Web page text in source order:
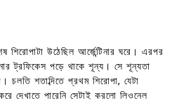
উঠেছিল আর্জেন্টিনার ঘরে। এরপর
ট্রফিকেস পড়ে থাকে শূন্য। সে শূন্যতা
চলতি শতাব্দিতে প্রথম শিরোপা, যেটা
দেখাতে পারেনি সেটাই করলো লিওনেল